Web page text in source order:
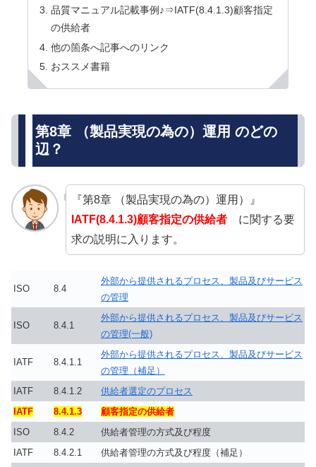
品質マニュアル記載事例♪⇒IATF(8.4.1.3)顧客指定
の供給者
他の箇条へ記事へのリンク
おススメ書籍
第8章 （製品実現の為の）運用 のどの
辺？
『第8章 （製品実現の為の）運用）』
IATF(8.4.1.3)顧客指定の供給者
に関する要
求の説明に入ります。
ISO 8.4
外部から提供されるプロセス、製品及びサービス
の管理
ISO 8.4.1
外部から提供されるプロセス、製品及びサービス
の管理(一般)
IATF 8.4.1.1
外部から提供されるプロセス、製品及びサービス
の管理（補足）
IATF
8.4.1.2
供給者選定のプロセス
IATF
8.4.1.3
顧客指定の供給者
ISO
8.4.2
供給者管理の方式及び程度
IATF
8.4.2.1
供給者管理の方式及び程度（補足）